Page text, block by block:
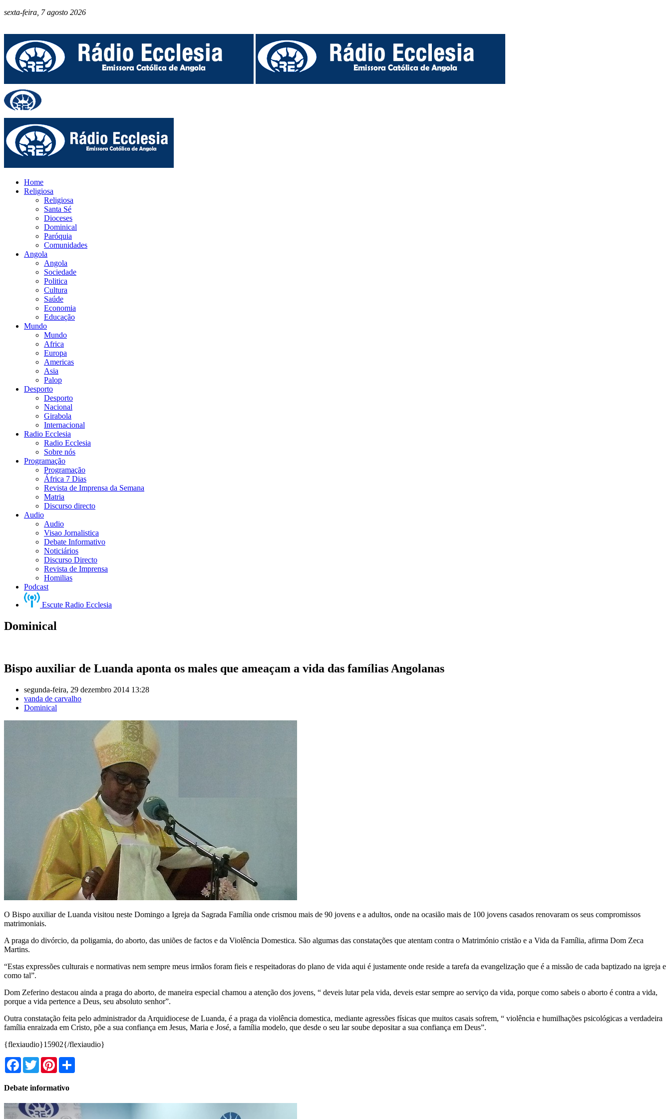
sexta-feira, 7 agosto 2026
Home
Religiosa
Religiosa
Santa Sé
Dioceses
Dominical
Paróquia
Comunidades
Angola
Angola
Sociedade
Politica
Cultura
Saúde
Economia
Educação
Mundo
Mundo
Africa
Europa
Americas
Asia
Palop
Desporto
Desporto
Nacional
Girabola
Internacional
Radio Ecclesia
Radio Ecclesia
Sobre nós
Programação
Programação
África 7 Dias
Revista de Imprensa da Semana
Matria
Discurso directo
Audio
Audio
Visao Jornalistica
Debate Informativo
Noticiários
Discurso Directo
Revista de Imprensa
Homilias
Podcast
Escute Radio Ecclesia
Dominical
Bispo auxiliar de Luanda aponta os males que ameaçam a vida das famílias Angolanas
segunda-feira, 29 dezembro 2014 13:28
vanda de carvalho
Dominical
O Bispo auxiliar de Luanda visitou neste Domingo a Igreja da Sagrada Família onde crismou mais de 90 jovens e a adultos, onde na ocasião mais de 100 jovens casados renovaram os seus compromissos
matrimoniais.
A praga do divórcio, da poligamia, do aborto, das uniões de factos e da Violência Domestica. São algumas das constatações que atentam contra o Matrimónio cristão e a Vida da Família, afirma Dom Zeca
Martins.
“Estas expressões culturais e normativas nem sempre meus irmãos foram fieis e respeitadoras do plano de vida aqui é justamente onde reside a tarefa da evangelização que é a missão de cada baptizado na igreja e
como tal”.
Dom Zeferino destacou ainda a praga do aborto, de maneira especial chamou a atenção dos jovens, “ deveis lutar pela vida, deveis estar sempre ao serviço da vida, porque como sabeis o aborto é contra a vida,
porque a vida pertence a Deus, seu absoluto senhor”.
Outra constatação feita pelo administrador da Arquidiocese de Luanda, é a praga da violência domestica, mediante agressões físicas que muitos casais sofrem, “ violência e humilhações psicológicas a verdadeira
família enraizada em Cristo, põe a sua confiança em Jesus, Maria e José, a família modelo, que desde o seu lar soube depositar a sua confiança em Deus”.
{flexiaudio}15902{/flexiaudio}
Facebook
TwitterPinterest
Debate informativo